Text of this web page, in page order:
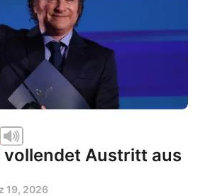
vollendet Austritt aus
19, 2026